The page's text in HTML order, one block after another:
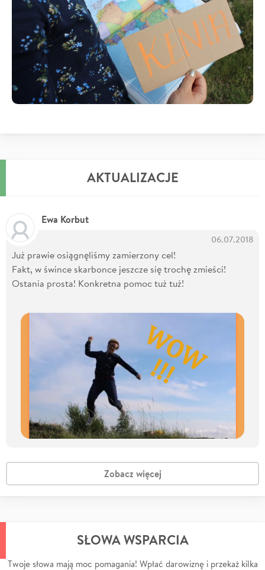
AKTUALIZACJE
Ewa Korbut
06.07.2018
Już prawie osiągnęliśmy zamierzony cel!
Fakt, w śwince skarbonce jeszcze się trochę zmieści!
Ostania prosta! Konkretna pomoc tuż tuż!
Zobacz więcej
SŁOWA WSPARCIA
Twoje słowa mają moc pomagania! Wpłać darowiznę i przekaż kilka